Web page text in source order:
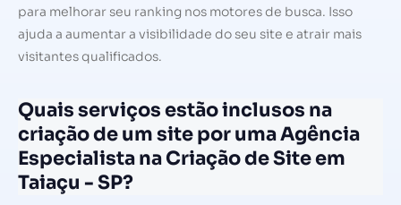
para melhorar seu ranking nos motores de busca. Isso
ajuda a aumentar a visibilidade do seu site e atrair mais
visitantes qualificados.
Quais serviços estão inclusos na
criação de um site por uma Agência
Especialista na Criação de Site em
Taiaçu - SP?